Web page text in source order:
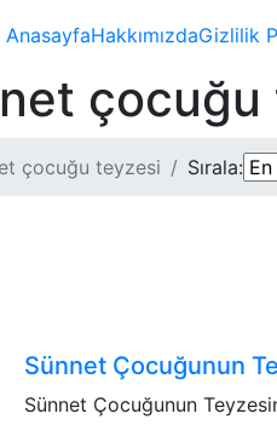
AnasayfaHakkımızdaGizlilik
çocuğu
çocuğu teyzesi Sırala:
Sünnet Çocuğunun
Sünnet Çocuğunun